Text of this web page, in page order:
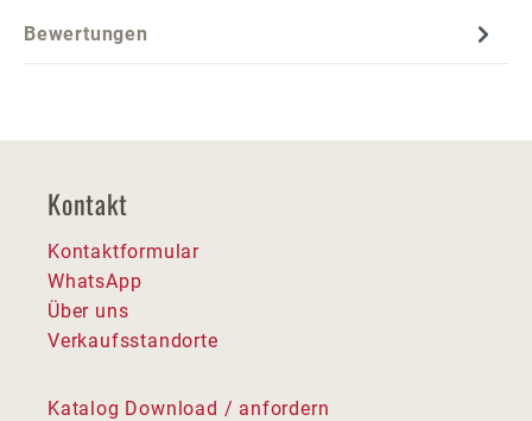
Bewertungen
Kontakt
Kontaktformular
WhatsApp
Über uns
Verkaufsstandorte
Katalog Download / anfordern